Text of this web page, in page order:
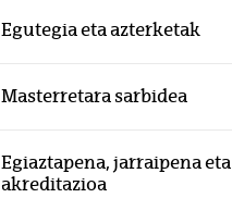
Egutegia eta azterketak
Masterretara sarbidea
Egiaztapena, jarraipena eta
akreditazioa